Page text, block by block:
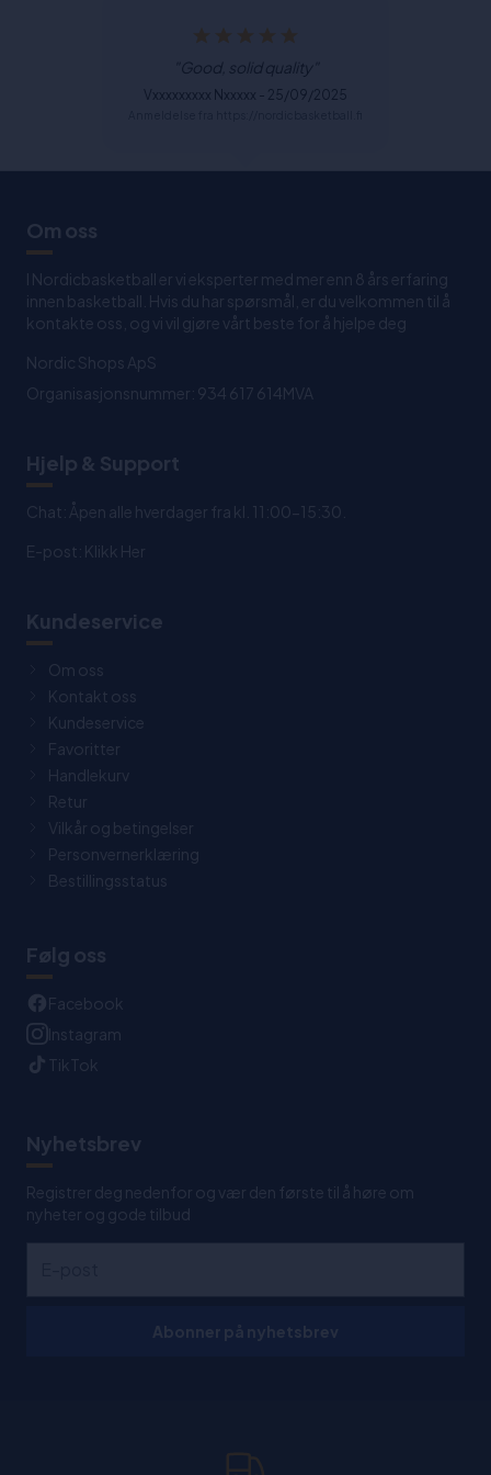
"Good, solid quality"
Vxxxxxxxxx Nxxxxx - 25/09/2025
Om oss
I Nordicbasketball er vi eksperter med mer enn 8 års erfaring
innen basketball. Hvis du har spørsmål, er du velkommen til å
kontakte oss, og vi vil gjøre vårt beste for å hjelpe deg
Nordic Shops ApS
Organisasjonsnummer: 934 617 614MVA
Hjelp & Support
Chat: Åpen alle hverdager fra kl. 11:00-15:30.
E-post: Klikk Her
Kundeservice
Om oss
Kontakt oss
Kundeservice
Favoritter
Handlekurv
Retur
Vilkår og betingelser
Personvernerklæring
Bestillingsstatus
Følg oss
Facebook
Instagram
TikTok
Nyhetsbrev
Registrer deg nedenfor og vær den første til å høre om
nyheter og gode tilbud